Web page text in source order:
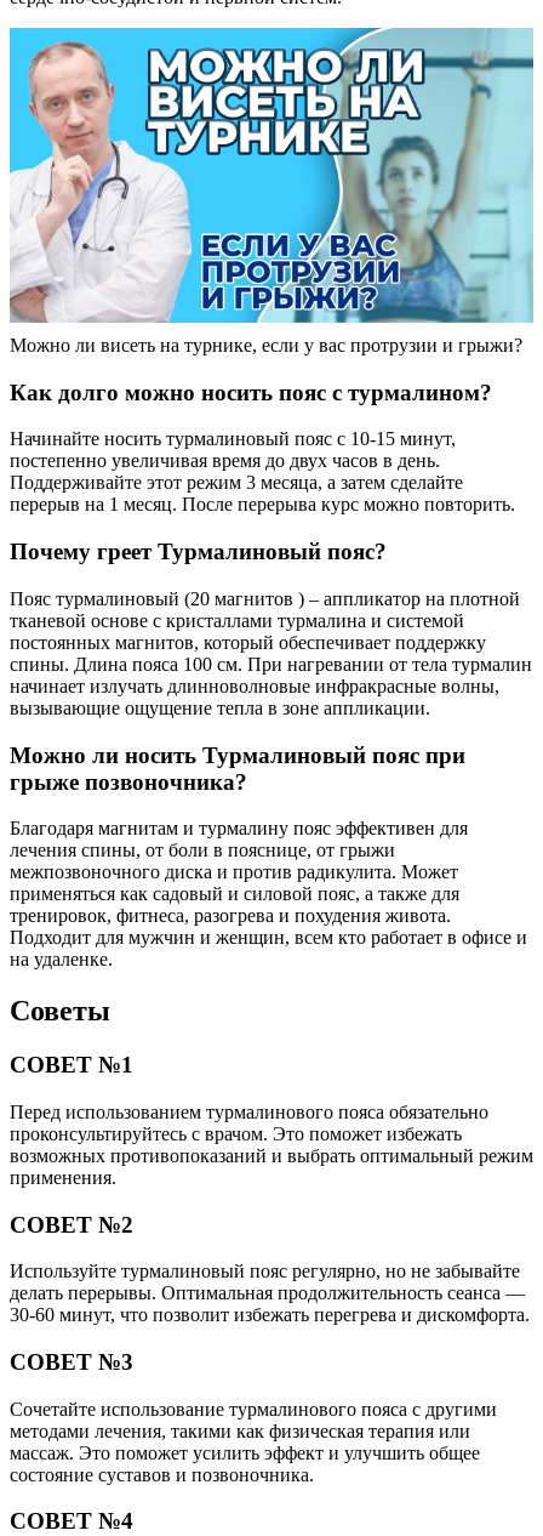
Можно ли висеть на турнике, если у вас протрузии и грыжи?
Как долго можно носить пояс с турмалином?
Начинайте носить турмалиновый пояс с 10-15 минут,
постепенно увеличивая время до двух часов в день.
Поддерживайте этот режим 3 месяца, а затем сделайте
перерыв на 1 месяц. После перерыва курс можно повторить.
Почему греет Турмалиновый пояс?
Пояс турмалиновый (20 магнитов ) – аппликатор на плотной
тканевой основе с кристаллами турмалина и системой
постоянных магнитов, который обеспечивает поддержку
спины. Длина пояса 100 см. При нагревании от тела турмалин
начинает излучать длинноволновые инфракрасные волны,
вызывающие ощущение тепла в зоне аппликации.
Можно ли носить Турмалиновый пояс при
грыже позвоночника?
Благодаря магнитам и турмалину пояс эффективен для
лечения спины, от боли в пояснице, от грыжи
межпозвоночного диска и против радикулита. Может
применяться как садовый и силовой пояс, а также для
тренировок, фитнеса, разогрева и похудения живота.
Подходит для мужчин и женщин, всем кто работает в офисе и
на удаленке.
Советы
СОВЕТ №1
Перед использованием турмалинового пояса обязательно
проконсультируйтесь с врачом. Это поможет избежать
возможных противопоказаний и выбрать оптимальный режим
применения.
СОВЕТ №2
Используйте турмалиновый пояс регулярно, но не забывайте
делать перерывы. Оптимальная продолжительность сеанса —
30-60 минут, что позволит избежать перегрева и дискомфорта.
СОВЕТ №3
Сочетайте использование турмалинового пояса с другими
методами лечения, такими как физическая терапия или
массаж. Это поможет усилить эффект и улучшить общее
состояние суставов и позвоночника.
СОВЕТ №4